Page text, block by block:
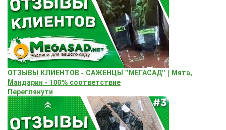
ОТЗЫВЫ КЛИЕНТОВ - САЖЕНЦЫ "МЕГАСАД" | Мята,
Мандарин - 100% соответствие
Переглянути